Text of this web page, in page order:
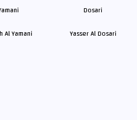
Al Yamani Yasser Al Dosari